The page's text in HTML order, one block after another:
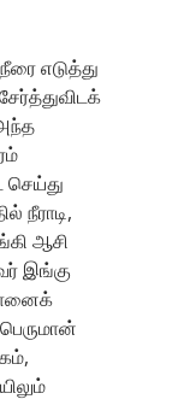
எடுத்து
செய்து
நீராடி,
ஆசி
இங்கு